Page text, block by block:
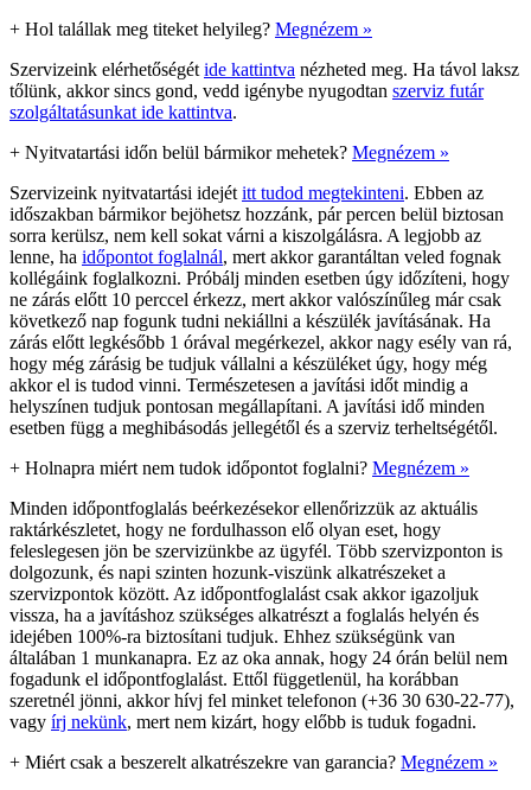
+ Hol talállak meg titeket helyileg? Megnézem »
Szervizeink elérhetőségét ide kattintva nézheted meg. Ha távol laksz
tőlünk, akkor sincs gond, vedd igénybe nyugodtan szerviz futár
szolgáltatásunkat ide kattintva.
+ Nyitvatartási időn belül bármikor mehetek? Megnézem »
Szervizeink nyitvatartási idejét itt tudod megtekinteni. Ebben az
időszakban bármikor bejöhetsz hozzánk, pár percen belül biztosan
sorra kerülsz, nem kell sokat várni a kiszolgálásra. A legjobb az
lenne, ha időpontot foglalnál, mert akkor garantáltan veled fognak
kollégáink foglalkozni. Próbálj minden esetben úgy időzíteni, hogy
ne zárás előtt 10 perccel érkezz, mert akkor valószínűleg már csak
következő nap fogunk tudni nekiállni a készülék javításának. Ha
zárás előtt legkésőbb 1 órával megérkezel, akkor nagy esély van rá,
hogy még zárásig be tudjuk vállalni a készüléket úgy, hogy még
akkor el is tudod vinni. Természetesen a javítási időt mindig a
helyszínen tudjuk pontosan megállapítani. A javítási idő minden
esetben függ a meghibásodás jellegétől és a szerviz terheltségétől.
+ Holnapra miért nem tudok időpontot foglalni? Megnézem »
Minden időpontfoglalás beérkezésekor ellenőrizzük az aktuális
raktárkészletet, hogy ne fordulhasson elő olyan eset, hogy
feleslegesen jön be szervizünkbe az ügyfél. Több szervizponton is
dolgozunk, és napi szinten hozunk-viszünk alkatrészeket a
szervizpontok között. Az időpontfoglalást csak akkor igazoljuk
vissza, ha a javításhoz szükséges alkatrészt a foglalás helyén és
idejében 100%-ra biztosítani tudjuk. Ehhez szükségünk van
általában 1 munkanapra. Ez az oka annak, hogy 24 órán belül nem
fogadunk el időpontfoglalást. Ettől függetlenül, ha korábban
szeretnél jönni, akkor hívj fel minket telefonon (+36 30 630-22-77),
vagy írj nekünk, mert nem kizárt, hogy előbb is tuduk fogadni.
+ Miért csak a beszerelt alkatrészekre van garancia? Megnézem »